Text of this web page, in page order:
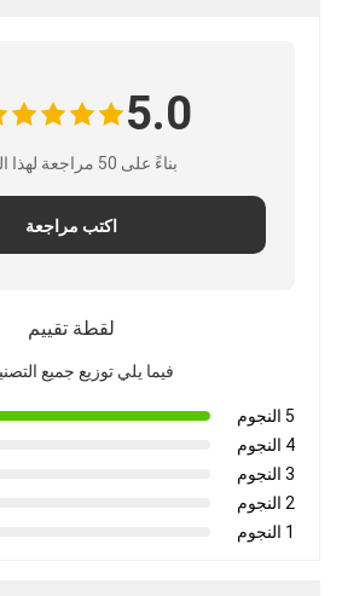
5.0
بناءً على 50 مراجعة لهذا المورد
اكتب مراجعة
لقطة تقييم
فيما يلي توزيع جميع
5 النجوم
4 النجوم
3 النجوم
2 النجوم
1 النجوم